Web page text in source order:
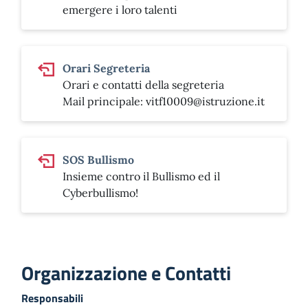
emergere i loro talenti
Orari Segreteria
Orari e contatti della segreteria
Mail principale: vitf10009@istruzione.it
SOS Bullismo
Insieme contro il Bullismo ed il
Cyberbullismo!
Organizzazione e Contatti
Responsabili